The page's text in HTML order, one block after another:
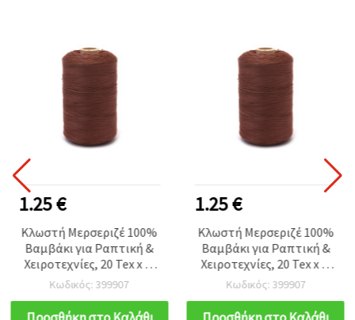
1.25 €
Κλωστή Μερσεριζέ 100%
Βαμβάκι για Ραπτική &
Χειροτεχνίες, 20 Tex x 2,
Ανοιχτό Καφέ - 1000
μέτρα
Κωδικός: 399907
1.25 €
Κλωστή Μερσεριζέ 100%
Βαμβάκι για Ραπτική &
Χειροτεχνίες, 20 Tex x 2,
Ανοιχτό Καφέ - 1000
μέτρα
Κωδικός: 399907